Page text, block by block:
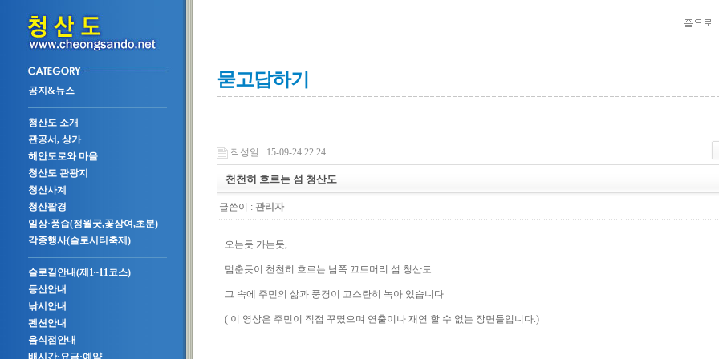
공지&뉴스
청산도 소개
관공서, 상가
해안도로와 마을
청산도 관광지
청산사계
청산팔경
일상·풍습(정월굿,꽃상여,초분)
각종행사(슬로시티축제)
슬로길안내(제1~11코스)
등산안내
낚시안내
펜션안내
음식점안내
배시간·요금·예약
묻고답하기
작성일 : 15-09-24 22:24
천천히 흐르는 섬 청산도
글쓴이 : 관리자
오는듯 가는듯,
멈춘듯이 천천히 흐르는 남쪽 끄트머리 섬 청산도
그 속에 주민의 삶과 풍경이 고스란히 녹아 있습니다
( 이 영상은 주민이 직접 꾸몄으며 연출이나 재연 할 수 없는 장면들입니다.)